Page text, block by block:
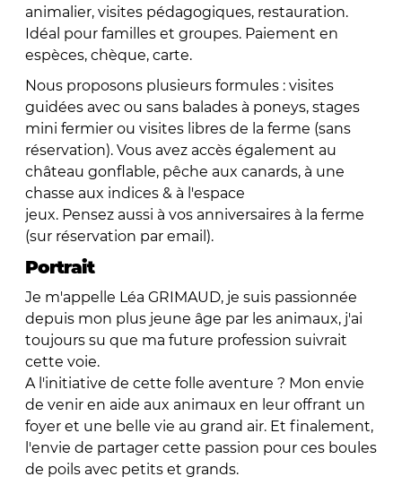
animalier, visites pédagogiques, restauration.
Idéal pour familles et groupes. Paiement en
espèces, chèque, carte.
Nous proposons plusieurs formules : visites
guidées avec ou sans balades à poneys, stages
mini fermier ou visites libres de la ferme (sans
réservation). Vous avez accès également au
château gonflable, pêche aux canards, à une
chasse aux indices & à l'espace
jeux. Pensez aussi à vos anniversaires à la ferme
(sur réservation par email).
Portrait
Je m'appelle Léa GRIMAUD, je suis passionnée
depuis mon plus jeune âge par les animaux, j'ai
toujours su que ma future profession suivrait
cette voie.
A l'initiative de cette folle aventure ? Mon envie
de venir en aide aux animaux en leur offrant un
foyer et une belle vie au grand air. Et finalement,
l'envie de partager cette passion pour ces boules
de poils avec petits et grands.